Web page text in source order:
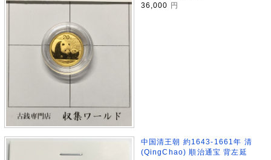
36,000
円
中国清王朝 約1643-1661年 清
(QingChao) 順治通宝 背左延